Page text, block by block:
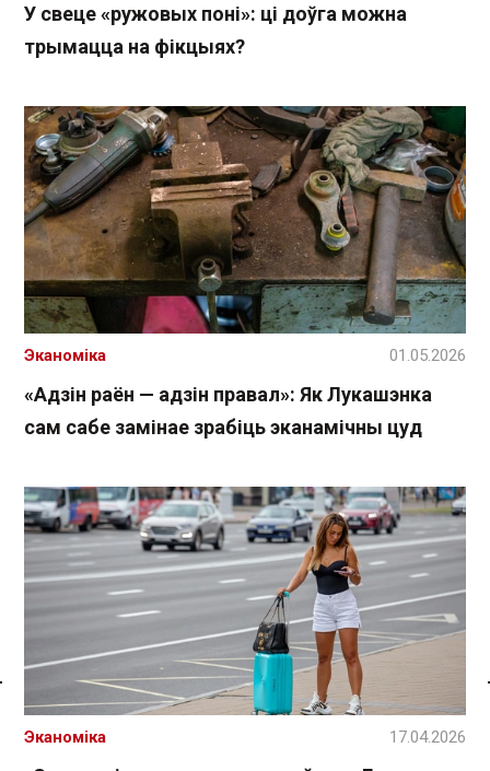
Спасылка без VPN
У свеце «ружовых поні»: ці доўга можна
трымацца на фікцыях?
«Адзін раён — адзін правал»: Як Лукашэнка
сам сабе замінае зрабіць эканамічны цуд
Эканоміка 01.05.2026
Эканоміка 17.04.2026